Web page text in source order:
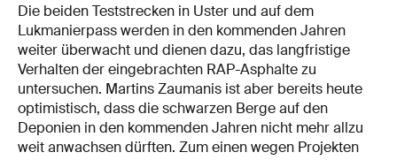
Die beiden Teststrecken in Uster und auf dem
Lukmanierpass werden in den kommenden Jahren
weiter überwacht und dienen dazu, das langfristige
Verhalten der eingebrachten RAP-Asphalte zu
untersuchen. Martins Zaumanis ist aber bereits heute
optimistisch, dass die schwarzen Berge auf den
Deponien in den kommenden Jahren nicht mehr allzu
weit anwachsen dürften. Zum einen wegen Projekten